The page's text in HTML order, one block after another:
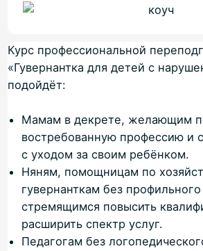
Курс профессиональной
«Гувернантка для детей с
подойдёт:
Мамам в декрете, желающим
востребованную профессию и
с уходом за своим ребёнком.
Няням, помощницам по
гувернанткам без
стремящимся повысить
расширить спектр услуг.
Педагогам без